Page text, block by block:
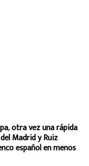
otra vez una rápida
Madrid y Ruiz
español en menos